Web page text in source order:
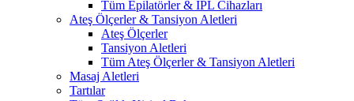
Tüm Epilatörler & IPL Cihazları
Ateş Ölçerler & Tansiyon Aletleri
Ateş Ölçerler
Tansiyon Aletleri
Tüm Ateş Ölçerler & Tansiyon Aletleri
Masaj Aletleri
Tartılar